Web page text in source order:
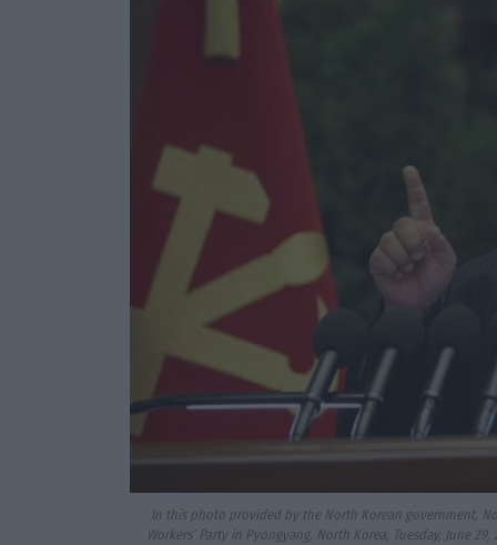
In this photo provided by the North Korean government,
Workers’ Party in Pyongyang, North Korea, Tuesday, June